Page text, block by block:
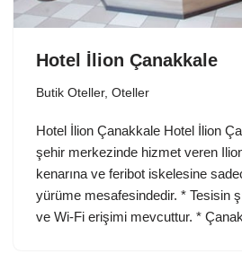
Hotel İlion Çanakkale
Butik Oteller, Oteller
Hotel İlion Çanakkale Hotel İlion
şehir merkezinde hizmet veren
kenarına ve feribot iskelesine
yürüme mesafesindedir. * Tesisin
ve Wi-Fi erişimi mevcuttur. *